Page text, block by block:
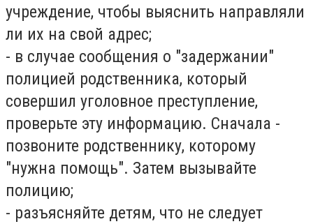
учреждение, чтобы выяснить направляли
ли их на свой адрес;
- в случае сообщения о "задержании"
полицией родственника, который
совершил уголовное преступление,
проверьте эту информацию. Сначала -
позвоните родственнику, которому
"нужна помощь". Затем вызывайте
полицию;
- разъясняйте детям, что не следует